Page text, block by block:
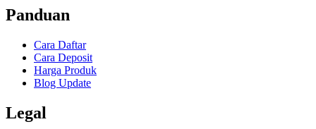
Panduan
Cara Daftar
Cara Deposit
Harga Produk
Blog Update
Legal